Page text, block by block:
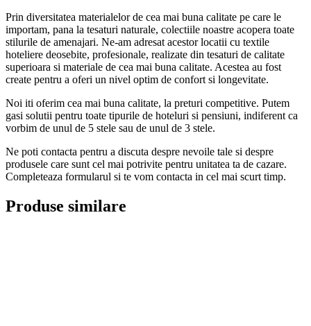
Prin diversitatea materialelor de cea mai buna calitate pe care le
importam, pana la tesaturi naturale, colectiile noastre acopera toate
stilurile de amenajari. Ne-am adresat acestor locatii cu textile
hoteliere deosebite, profesionale, realizate din tesaturi de calitate
superioara si materiale de cea mai buna calitate. Acestea au fost
create pentru a oferi un nivel optim de confort si longevitate.
Noi iti oferim cea mai buna calitate, la preturi competitive. Putem
gasi solutii pentru toate tipurile de hoteluri si pensiuni, indiferent ca
vorbim de unul de 5 stele sau de unul de 3 stele.
Ne poti contacta pentru a discuta despre nevoile tale si despre
produsele care sunt cel mai potrivite pentru unitatea ta de cazare.
Completeaza formularul si te vom contacta in cel mai scurt timp.
Produse similare